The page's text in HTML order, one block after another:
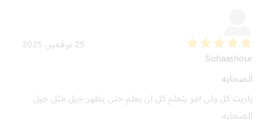
Sohaashour
25 نوفمبر، 2025
الصحابه
ياريت كل ولى امر يتعلم كل ان يعلم حتى يظهر جيل مثل جيل
الصحابه